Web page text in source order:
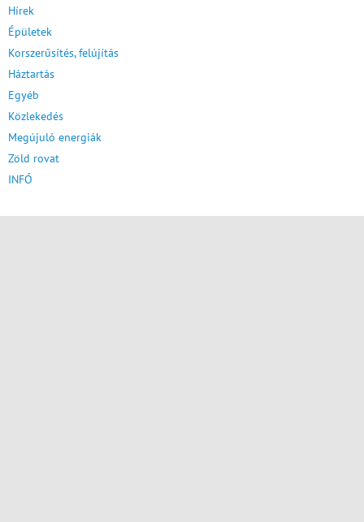
Hírek
Épületek
Korszerűsítés, felújítás
Háztartás
Egyéb
Közlekedés
Megújuló energiák
Zöld rovat
INFÓ